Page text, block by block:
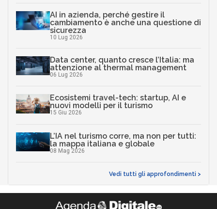
AI in azienda, perché gestire il
cambiamento è anche una questione di
sicurezza
10 Lug 2026
Data center, quanto cresce l’Italia: ma
attenzione al thermal management
06 Lug 2026
Ecosistemi travel-tech: startup, AI e
nuovi modelli per il turismo
15 Giu 2026
L’IA nel turismo corre, ma non per tutti:
la mappa italiana e globale
08 Mag 2026
Vedi tutti gli approfondimenti >